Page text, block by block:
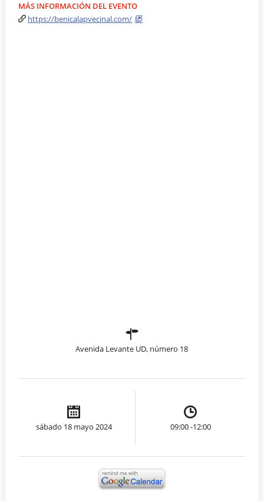
MÁS INFORMACIÓN DEL EVENTO
https://benicalapvecinal.com/
Avenida Levante UD, número 18
sábado 18 mayo 2024 09:00 -12:00